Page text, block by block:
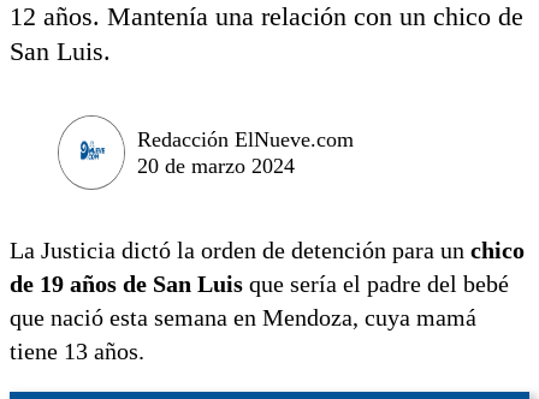
12 años. Mantenía una relación con un chico de
San Luis.
Redacción ElNueve.com
20 de marzo 2024
La Justicia dictó la orden de detención para un chico
de 19 años de San Luis que sería el padre del bebé
que nació esta semana en Mendoza, cuya mamá
tiene 13 años.